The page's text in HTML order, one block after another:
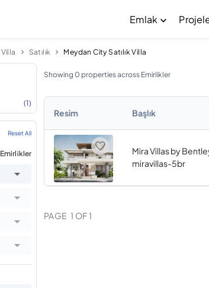
Emlak
Villa Satılık Meydan City Satılık Villa
(1)
Reset All
Emirlikler
Showing 0 properties across Emirlikler
Resim Başlık
Mira Villas by
miravillas-5br
PAGE 1 OF1